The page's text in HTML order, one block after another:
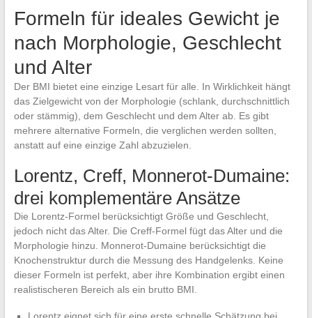
Formeln für ideales Gewicht je
nach Morphologie, Geschlecht
und Alter
Der BMI bietet eine einzige Lesart für alle. In Wirklichkeit hängt
das Zielgewicht von der Morphologie (schlank, durchschnittlich
oder stämmig), dem Geschlecht und dem Alter ab. Es gibt
mehrere alternative Formeln, die verglichen werden sollten,
anstatt auf eine einzige Zahl abzuzielen.
Lorentz, Creff, Monnerot-Dumaine:
drei komplementäre Ansätze
Die Lorentz-Formel berücksichtigt Größe und Geschlecht,
jedoch nicht das Alter. Die Creff-Formel fügt das Alter und die
Morphologie hinzu. Monnerot-Dumaine berücksichtigt die
Knochenstruktur durch die Messung des Handgelenks. Keine
dieser Formeln ist perfekt, aber ihre Kombination ergibt einen
realistischeren Bereich als ein brutto BMI.